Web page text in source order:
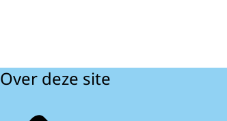
Over deze site